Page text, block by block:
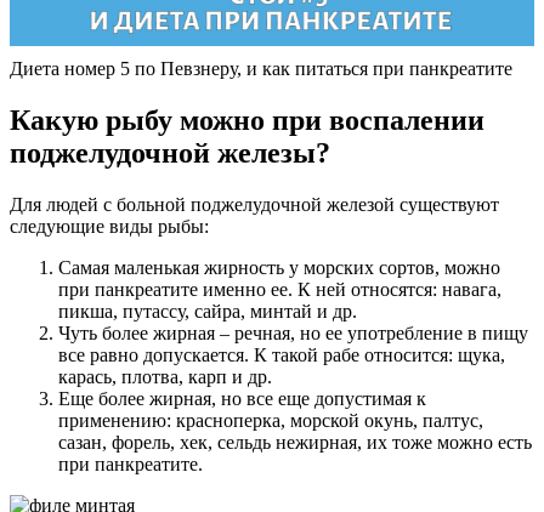
Диета номер 5 по Певзнеру, и как питаться при панкреатите
Какую рыбу можно при воспалении
поджелудочной железы?
Для людей с больной поджелудочной железой существуют
следующие виды рыбы:
Самая маленькая жирность у морских сортов, можно
при панкреатите именно ее. К ней относятся: навага,
пикша, путассу, сайра, минтай и др.
Чуть более жирная – речная, но ее употребление в пищу
все равно допускается. К такой рабе относится: щука,
карась, плотва, карп и др.
Еще более жирная, но все еще допустимая к
применению: красноперка, морской окунь, палтус,
сазан, форель, хек, сельдь нежирная, их тоже можно есть
при панкреатите.